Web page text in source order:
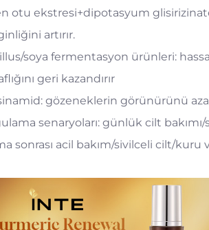
otu ekstresi+dipotasyum
artırır.
soya fermentasyon ürünleri:
geri kazandırır
gözeneklerin görünürünü
senaryoları: günlük cilt
sonrası acil bakım/sivilceli cilt/kuru